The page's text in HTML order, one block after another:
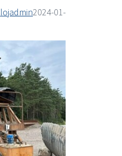
lojadmin2024-01-